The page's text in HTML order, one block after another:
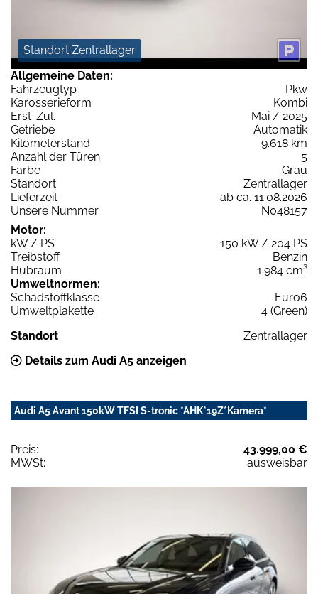
Standort Zentrallager
Allgemeine Daten:
Fahrzeugtyp
Pkw
Karosserieform
Kombi
Erst-Zul.
Mai / 2025
Getriebe
Automatik
Kilometerstand
9.618 km
Anzahl der Türen
5
Farbe
Grau
Standort
Zentrallager
Lieferzeit
ab ca. 11.08.2026
Unsere Nummer
N048157
Motor:
kW / PS
150 kW / 204 PS
Treibstoff
Benzin
Hubraum
1.984 cm³
Umweltnormen:
Schadstoffklasse
Euro6
Umweltplakette
4 (Green)
Standort
Zentrallager
Details zum Audi A5 anzeigen
Audi A5 Avant 150kW TFSI S-tronic *AHK*19Z*Kamera*
Preis:
43.999,00 €
MWSt:
ausweisbar